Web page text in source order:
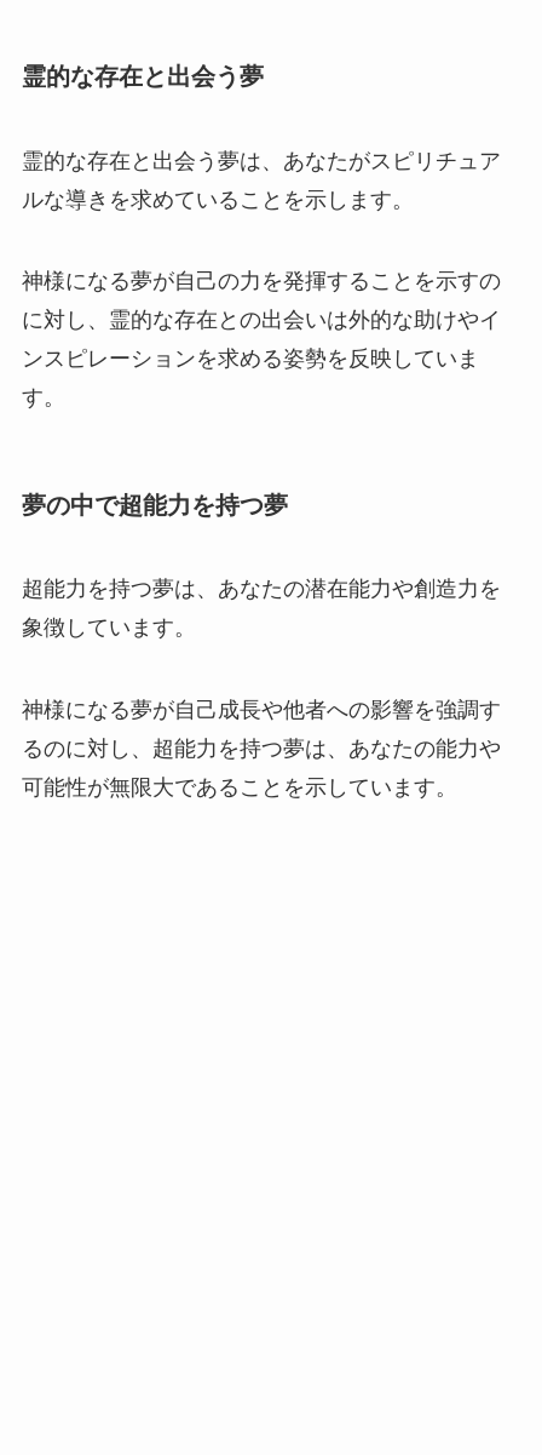
霊的な存在と出会う夢
霊的な存在と出会う夢は、あなたがスピリチュア
ルな導きを求めていることを示します。
神様になる夢が自己の力を発揮することを示すの
に対し、霊的な存在との出会いは外的な助けやイ
ンスピレーションを求める姿勢を反映していま
す。
夢の中で超能力を持つ夢
超能力を持つ夢は、あなたの潜在能力や創造力を
象徴しています。
神様になる夢が自己成長や他者への影響を強調す
るのに対し、超能力を持つ夢は、あなたの能力や
可能性が無限大であることを示しています。